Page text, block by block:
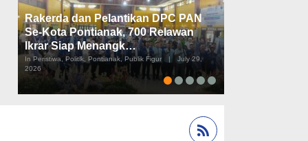
Rakerda dan Pelantikan DPC PAN
Se-Kota Pontianak, 700 Relawan
Ikrar Siap Menangk…
In Peristiwa, Politik, Pontianak, Publik Figur |
July 29,
2026